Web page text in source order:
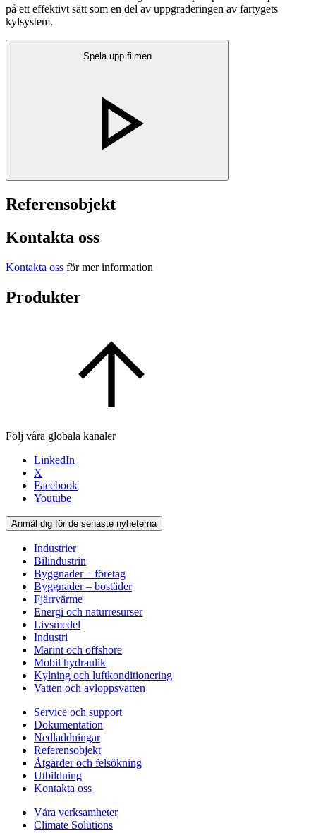
på ett effektivt sätt som en del av uppgraderingen av fartygets
kylsystem.
Spela upp filmen
Referensobjekt
Kontakta oss
Kontakta oss för mer information
Produkter
Följ våra globala kanaler
LinkedIn
X
Facebook
Youtube
Anmäl dig för de senaste nyheterna
Industrier
Bilindustrin
Byggnader – företag
Byggnader – bostäder
Fjärrvärme
Energi och naturresurser
Livsmedel
Industri
Marint och offshore
Mobil hydraulik
Kylning och luftkonditionering
Vatten och avloppsvatten
Service och support
Dokumentation
Nedladdningar
Referensobjekt
Åtgärder och felsökning
Utbildning
Kontakta oss
Våra verksamheter
Climate Solutions